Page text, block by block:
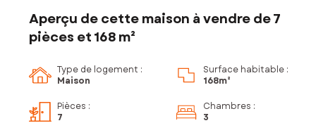
Aperçu de cette maison à vendre de 7
pièces et 168 m²
Type de logement :
Maison
Surface habitable :
168m²
Pièces :
7
Chambres :
3